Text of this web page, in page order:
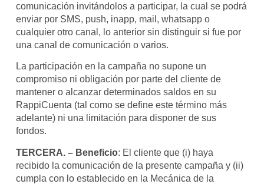
comunicación invitándolos a participar, la cual se podrá
enviar por SMS, push, inapp, mail, whatsapp o
cualquier otro canal, lo anterior sin distinguir si fue por
una canal de comunicación o varios.
La participación en la campaña no supone un
compromiso ni obligación por parte del cliente de
mantener o alcanzar determinados saldos en su
RappiCuenta (tal como se define este término más
adelante) ni una limitación para disponer de sus
fondos.
TERCERA. – Beneficio: El cliente que (i) haya
recibido la comunicación de la presente campaña y (ii)
cumpla con lo establecido en la Mecánica de la